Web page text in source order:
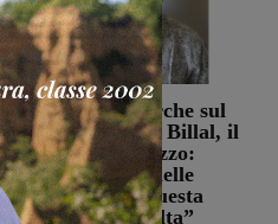
Sospese le ricerche sul
campo di Miah Billal, il
Prefetto di Arezzo:
“L’attenzione delle
istituzioni su questa
vicenda resta alta”